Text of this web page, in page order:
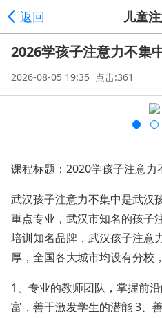
返回 儿童
2026学孩子注意力不集
2026-08-05 19:35 点击:361
课程标题：2020学孩子注意力
武汉孩子注意力不集中是武汉
重点专业，武汉市知名的孩子
培训知名品牌，武汉孩子注意
厚，全国各大城市均设有分校
1、专业的教师团队，掌握前
富，善于激发学生的潜能 3、